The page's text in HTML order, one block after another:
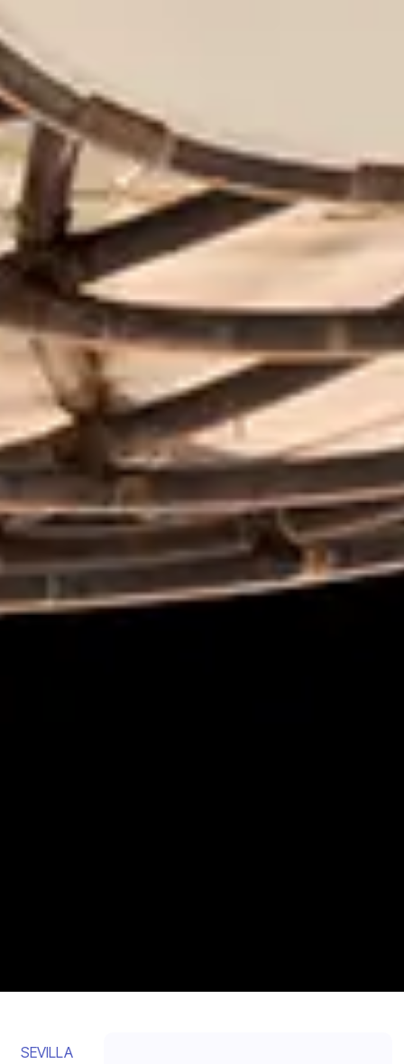
SEVILLA